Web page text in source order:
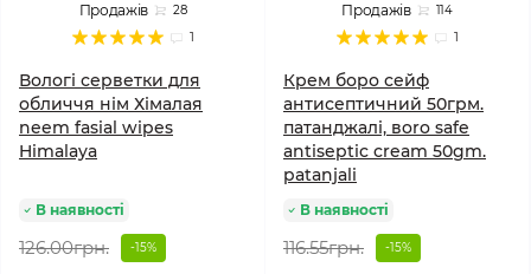
1
Продажів 28
Вологі серветки для
обличчя нім Хімалая
neem fasial wipes
Himalaya
В наявності
126.00грн. -15%
1
Продажів 114
Крем боро сейф
антисептичний 50грм.
патанджалі, вoro safe
аntiseptic сream 50gm.
patanjali
В наявності
116.55грн. -15%